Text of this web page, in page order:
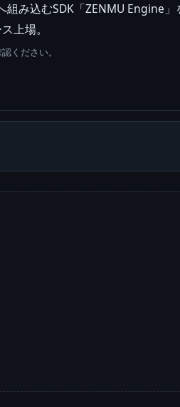
み込むSDK「ZENMU Engine
上場。
ください。